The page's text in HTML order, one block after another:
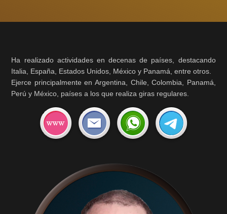
Ha realizado actividades en decenas de países, destacando
Italia, España, Estados Unidos, México y Panamá, entre otros.
Ejerce principalmente en Argentina, Chile, Colombia, Panamá,
Perú y México, países a los que realiza giras regulares.